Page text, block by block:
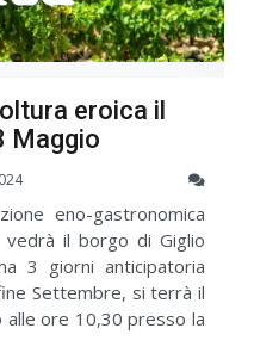
eroica il
Maggio
eno-gastronomica
il borgo di Giglio
3 giorni anticipatoria
Settembre, si terrà il
ore 10,30 presso la